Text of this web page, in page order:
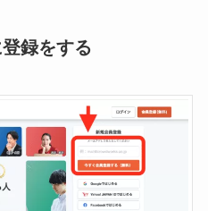
録をする